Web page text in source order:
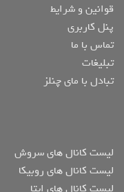
قوانین و شرایط
پنل کاربری
تماس با ما
تبلیغات
تبادل با مای چنلز
لیست کانال های سروش
لیست کانال های روبیکا